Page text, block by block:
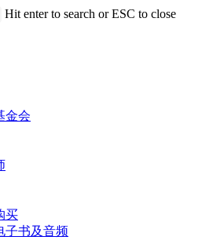
Hit enter to search or ESC to close
金会
买
子书及音频